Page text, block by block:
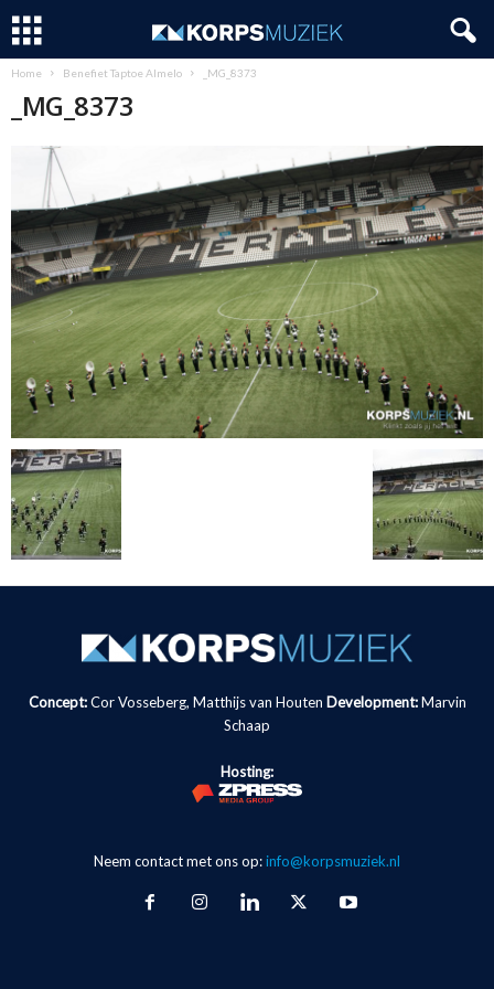
Home Benefiet Taptoe Almelo _MG_8373
_MG_8373
Concept:Cor Vosseberg, Matthijs van Houten Development: Marvin
Schaap
Hosting:
Neem contact met ons op:info@korpsmuziek.nl